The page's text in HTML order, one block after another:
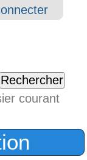
Outils
courant